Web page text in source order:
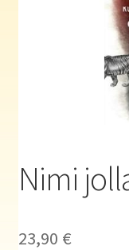
Auringon kirja- ja
Haluatko
Nimi
23,90 €